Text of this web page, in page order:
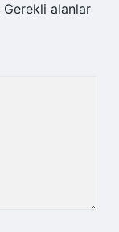
Gerekli alanlar